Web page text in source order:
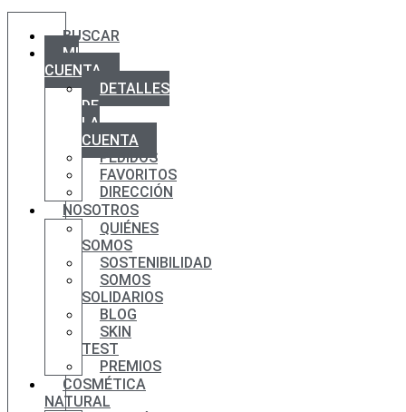
BUSCAR
MI
CUENTA
DETALLES
DE
LA
CUENTA
PEDIDOS
FAVORITOS
DIRECCIÓN
NOSOTROS
QUIÉNES
SOMOS
SOSTENIBILIDAD
SOMOS
SOLIDARIOS
BLOG
SKIN
TEST
PREMIOS
COSMÉTICA
NATURAL